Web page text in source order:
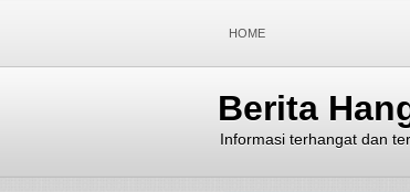
HOME
Berita
Informasi terhangat dan